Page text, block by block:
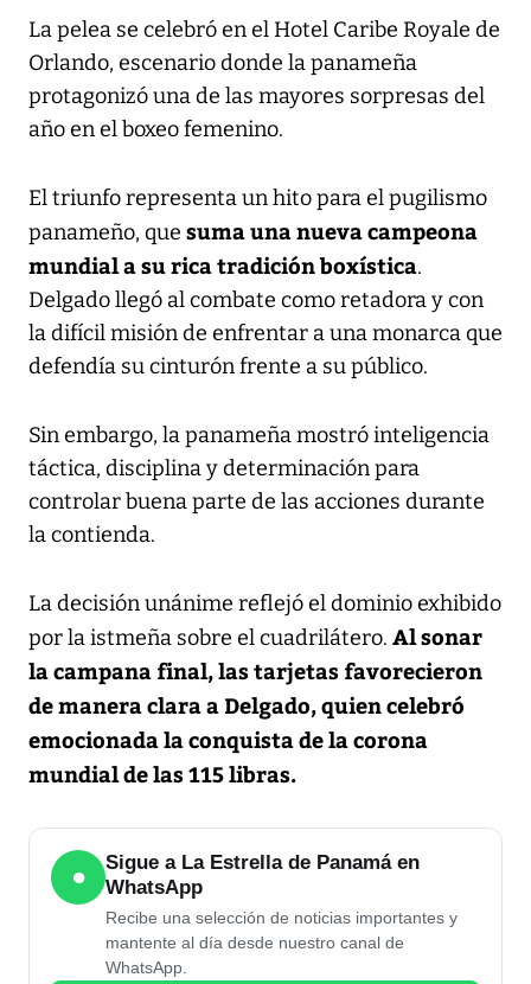
La pelea se celebró en el Hotel Caribe Royale de
Orlando, escenario donde la panameña
protagonizó una de las mayores sorpresas del
año en el boxeo femenino.
El triunfo representa un hito para el pugilismo
panameño, que suma una nueva campeona
mundial a su rica tradición boxística.
Delgado llegó al combate como retadora y con
la difícil misión de enfrentar a una monarca que
defendía su cinturón frente a su público.
Sin embargo, la panameña mostró inteligencia
táctica, disciplina y determinación para
controlar buena parte de las acciones durante
la contienda.
La decisión unánime reflejó el dominio exhibido
por la istmeña sobre el cuadrilátero. Al sonar
la campana final, las tarjetas favorecieron
de manera clara a Delgado, quien celebró
emocionada la conquista de la corona
mundial de las 115 libras.
●
Sigue a La Estrella de Panamá en
WhatsApp
Recibe una selección de noticias importantes y
mantente al día desde nuestro canal de
WhatsApp.